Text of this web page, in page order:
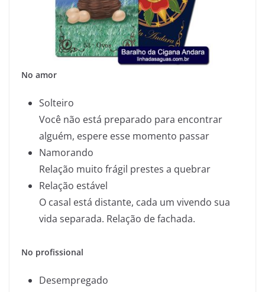
No amor
Solteiro
Você não está preparado para encontrar
alguém, espere esse momento passar
Namorando
Relação muito frágil prestes a quebrar
Relação estável
O casal está distante, cada um vivendo sua
vida separada. Relação de fachada.
No profissional
Desempregado